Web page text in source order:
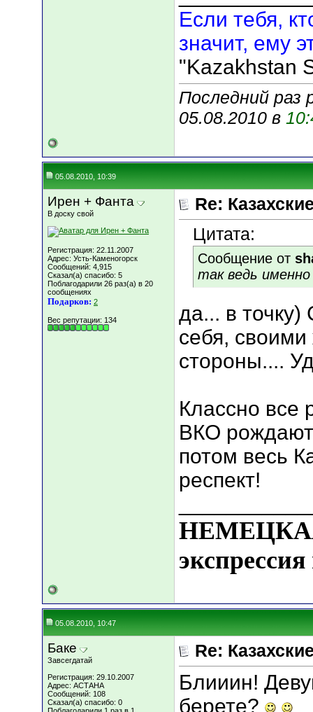
Если тебя,
значит, ему
"Kazakhstan
Последний раз
05.08.2010 в
05.08.2010, 10:39
Ирен + Фанта
В доску свой
Регистрация: 22.11.2007
Адрес: Усть-Каменогорск
Сообщений: 4,915
Сказал(а) спасибо: 5
Поблагодарили 26 раз(а) в 20
сообщениях
Подарков: 2
Вес репутации: 134
Re:
Цитата:
Сообщение от
так ведь
да... в точку)
себя,
стороны....
Классно все
ВКО
потом весь
респект!
05.08.2010, 10:47
Баке
Завсегдатай
Регистрация: 29.10.2007
Адрес: АСТАНА
Сообщений: 108
Сказал(а) спасибо: 0
Re:
Блииин!
берете?